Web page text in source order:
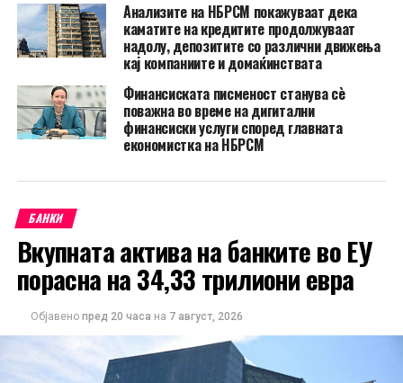
Анализите на НБРСМ покажуваат дека
каматите на кредитите продолжуваат
надолу, депозитите со различни движења
кај компаниите и домаќинствата
Финансиската писменост станува сè
поважна во време на дигитални
финансиски услуги според главната
економистка на НБРСМ
БАНКИ
Вкупната актива на банките во ЕУ
порасна на 34,33 трилиони евра
Објавено пред 20 часа на 7 август, 2026